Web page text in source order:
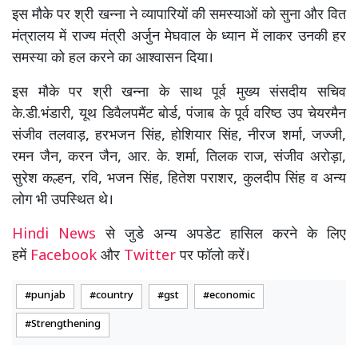
इस मौके पर श्री खन्ना ने व्यापारियों की समस्याओं को सुना और वित
मंत्रालय में राज्य मंत्री अर्जुन मेघवाल के ध्यान में लाकर उनकी हर
समस्या को हल करने का आश्वासन दिया।
इस मौके पर श्री खन्ना के साथ पूर्व मुख्य संसदीय सचिव
के.डी.भंडारी, यूथ डिवैलपमैंट बोर्ड, पंजाब के पूर्व वरिष्ठ उप चेयरमैन
संजीव तलवाड़, हरभजन सिंह, होशियार सिंह, नीरज शर्मा, जज्जी,
रमन जैन, करन जैन, आर. के. शर्मा, तिलक राज, संजीव अरोड़ा,
सुरेश कल्हन, रवि, भजन सिंह, हितेश पराशर, कुलदीप सिंह व अन्य
लोग भी उपस्थित थे।
Hindi Newsसे जुडे अन्य अपडेट हासिल करने के लिए
हमें Facebook और Twitterपर फॉलो करें।
punjab country gst economic
Strengthening